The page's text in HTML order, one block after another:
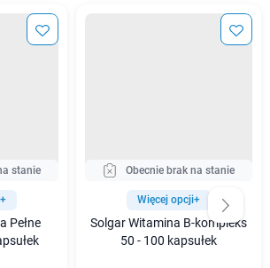
stanie
Pełne
Obecnie brak na stanie
Więcej opcji+
Solgar Witamina B-kompleks
50 - 100 kapsułek